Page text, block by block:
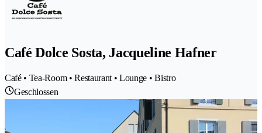
Café Dolce Sosta, Jacqueline Hafner
Café • Tea-Room • Restaurant • Lounge • Bistro
Geschlossen